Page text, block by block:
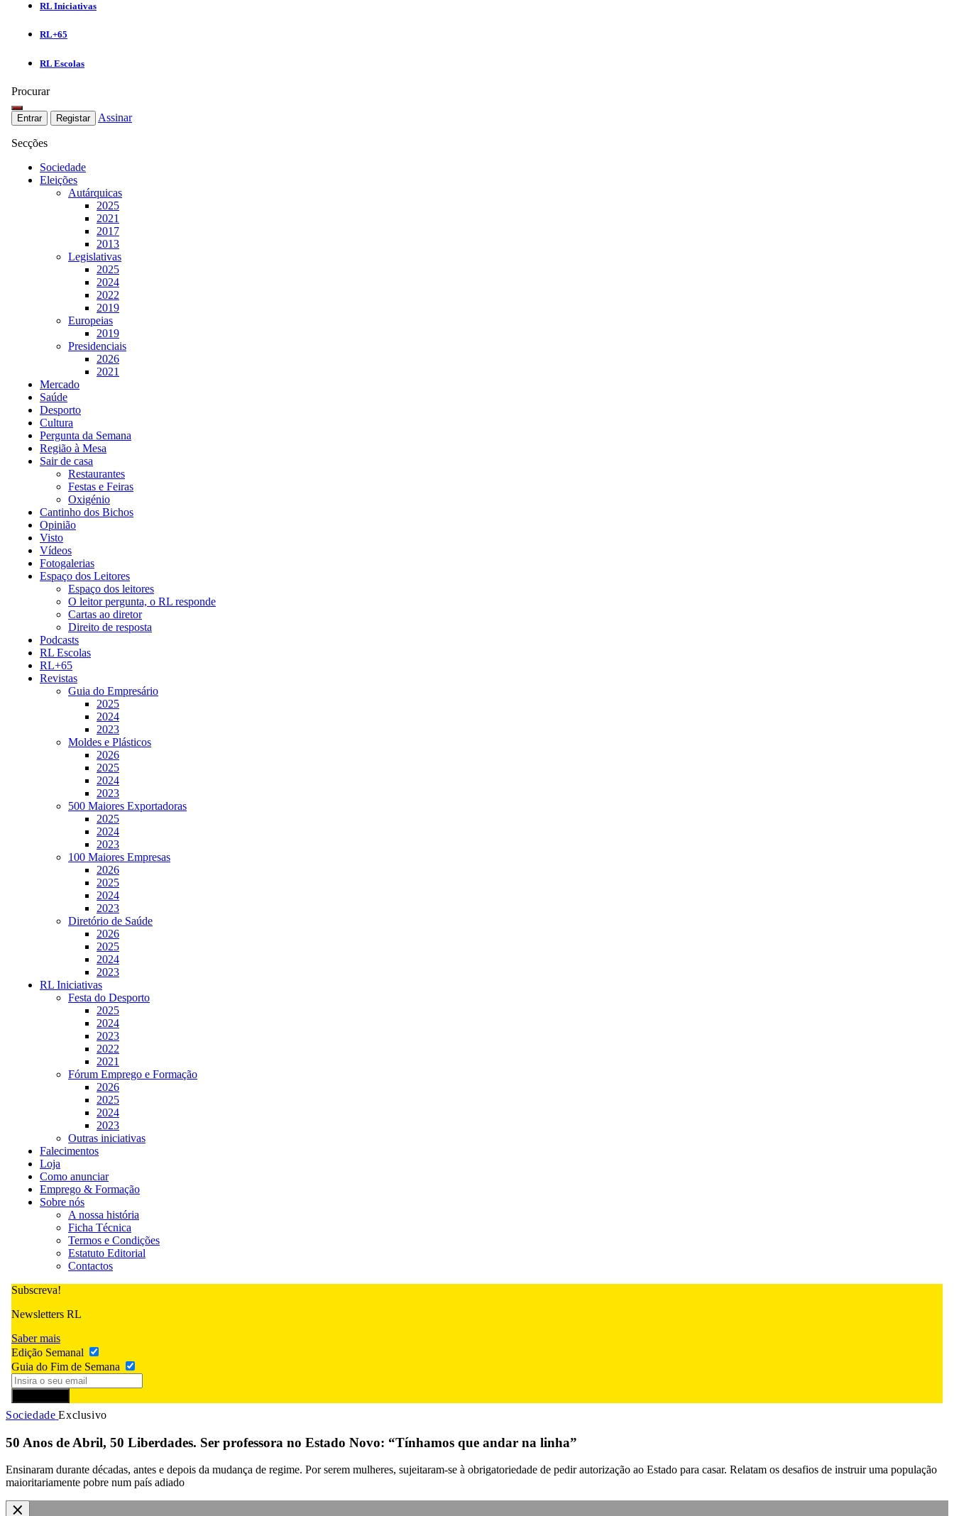
RL Iniciativas
RL+65
RL Escolas
Procurar
Entrar Registar Assinar
Secções
Sociedade
Eleições
Autárquicas
2025
2021
2017
2013
Legislativas
2025
2024
2022
2019
Europeias
2019
Presidenciais
2026
2021
Mercado
Saúde
Desporto
Cultura
Pergunta da Semana
Região à Mesa
Sair de casa
Restaurantes
Festas e Feiras
Oxigénio
Cantinho dos Bichos
Opinião
Visto
Vídeos
Fotogalerias
Espaço dos Leitores
Espaço dos leitores
O leitor pergunta, o RL responde
Cartas ao diretor
Direito de resposta
Podcasts
RL Escolas
RL+65
Revistas
Guia do Empresário
2025
2024
2023
Moldes e Plásticos
2026
2025
2024
2023
500 Maiores Exportadoras
2025
2024
2023
100 Maiores Empresas
2026
2025
2024
2023
Diretório de Saúde
2026
2025
2024
2023
RL Iniciativas
Festa do Desporto
2025
2024
2023
2022
2021
Fórum Emprego e Formação
2026
2025
2024
2023
Outras iniciativas
Falecimentos
Loja
Como anunciar
Emprego & Formação
Sobre nós
A nossa história
Ficha Técnica
Termos e Condições
Estatuto Editorial
Contactos
Subscreva!
Newsletters RL
Saber mais
Edição Semanal
Guia do Fim de Semana
Sociedade Exclusivo
50 Anos de Abril, 50 Liberdades. Ser professora no Estado Novo: “Tínhamos que andar na linha”
Ensinaram durante décadas, antes e depois da mudança de regime. Por serem mulheres, sujeitaram-se à obrigatoriedade de pedir autorização ao Estado para casar. Relatam os desafios de instruir uma população
maioritariamente pobre num país adiado